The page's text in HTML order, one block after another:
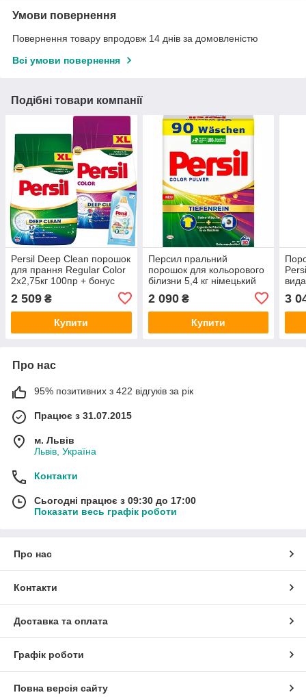
Умови повернення
Повернення товару впродовж 14 днів за домовленістю
Всі умови повернення
Подібні товари компанії
Persil Deep Clean порошок
для прання Regular Color
2x2,75кг 100пр + бонус
2 509 ₴
Купити
Персил пральний
порошок для кольорового
білизни 5,4 кг німецький
2 090₴
Купити
3
Про нас
95% позитивних з 422 відгуків за рік
Працює з 31.07.2015
м. Львів
Львів, Україна
Контакти
Сьогодні працює з 09:30 до 17:00
Показати весь графік роботи
Про нас
Контакти
Доставка та оплата
Графік роботи
Повна версія сайту